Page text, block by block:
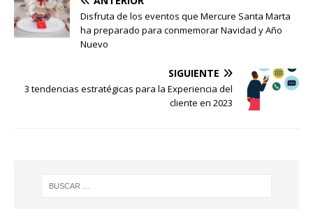
Disfruta de los eventos que Mercure Santa Marta
ha preparado para conmemorar Navidad y Año
Nuevo
SIGUIENTE
3 tendencias estratégicas para la Experiencia del
cliente en 2023